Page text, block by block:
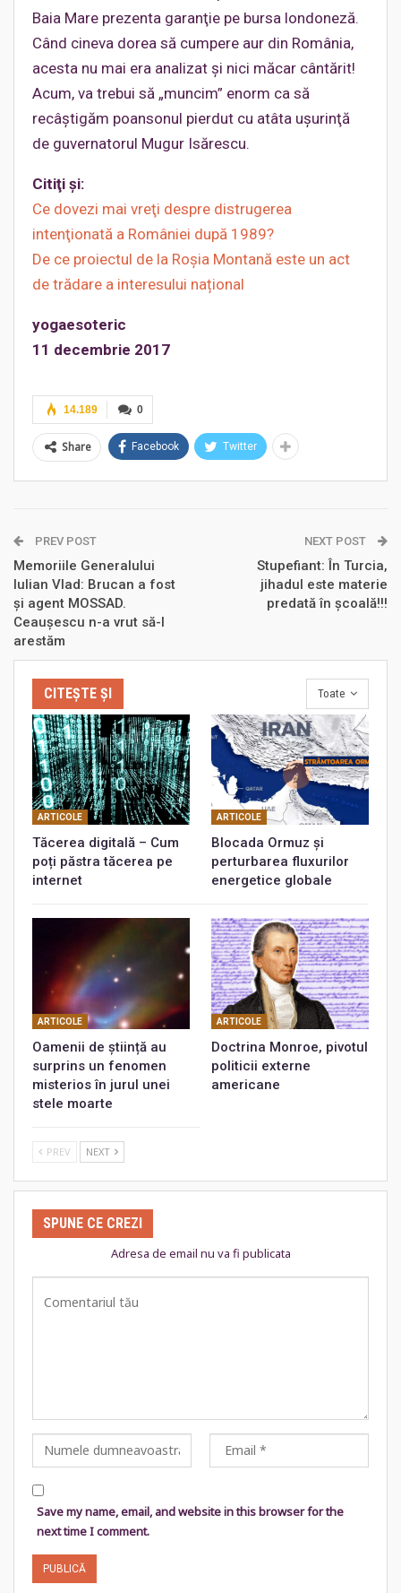
Baia Mare prezenta garanţie pe bursa londoneză.
Când cineva dorea să cumpere aur din România,
acesta nu mai era analizat şi nici măcar cântărit!
Acum, va trebui să „muncim” enorm ca să
recâştigăm poansonul pierdut cu atâta uşurinţă
de guvernatorul Mugur Isărescu.
Citiţi şi:
Ce dovezi mai vreţi despre distrugerea
intenţionată a României după 1989?
De ce proiectul de la Roșia Montană este un act
de trădare a interesului național
yogaesoteric
11 decembrie 2017
0
14.189
Share Facebook Twitter
PREV POST
Memoriile Generalului
Iulian Vlad: Brucan a fost
şi agent MOSSAD.
Ceauşescu n-a vrut să-l
arestăm
NEXT POST
Stupefiant: În Turcia,
jihadul este materie
predată în şcoală!!!
Toate
CITEȘTE ȘI
ARTICOLE
Tăcerea digitală – Cum
poți păstra tăcerea pe
internet
ARTICOLE
Blocada Ormuz și
perturbarea fluxurilor
energetice globale
ARTICOLE
Oamenii de știință au
surprins un fenomen
misterios în jurul unei
stele moarte
ARTICOLE
Doctrina Monroe, pivotul
politicii externe
americane
PREV NEXT
SPUNE CE CREZI
Adresa de email nu va fi publicata
Save my name, email, and website in this browser for the
next time I comment.